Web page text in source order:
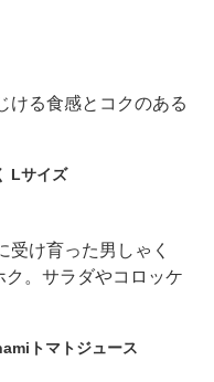
ける食感とコクのある
Lサイズ
受け育った男しゃく
。サラダやコロッケ
トマトジュース